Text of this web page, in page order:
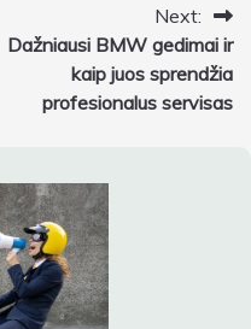
Next:
Dažniausi BMW gedimai ir
kaip juos sprendžia
profesionalus servisas